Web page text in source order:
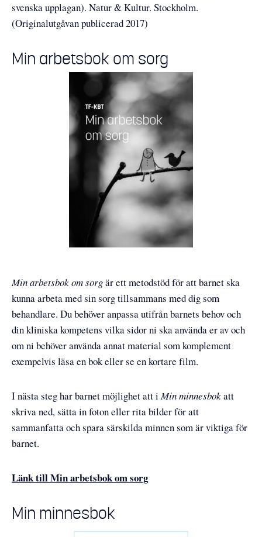
svenska upplagan). Natur & Kultur. Stockholm.
(Originalutgåvan publicerad 2017)
Min arbetsbok om sorg
Min arbetsbok om sorgär ett metodstöd för att barnet ska
kunna arbeta med sin sorg tillsammans med dig som
behandlare. Du behöver anpassa utifrån barnets behov och
din kliniska kompetens vilka sidor ni ska använda er av och
om ni behöver använda annat material som komplement
exempelvis läsa en bok eller se en kortare film.
I nästa steg har barnet möjlighet att iMin minnesbokatt
skriva ned, sätta in foton eller rita bilder för att
sammanfatta och spara särskilda minnen som är viktiga för
barnet.
Länk till Min arbetsbok om sorg
Min minnesbok